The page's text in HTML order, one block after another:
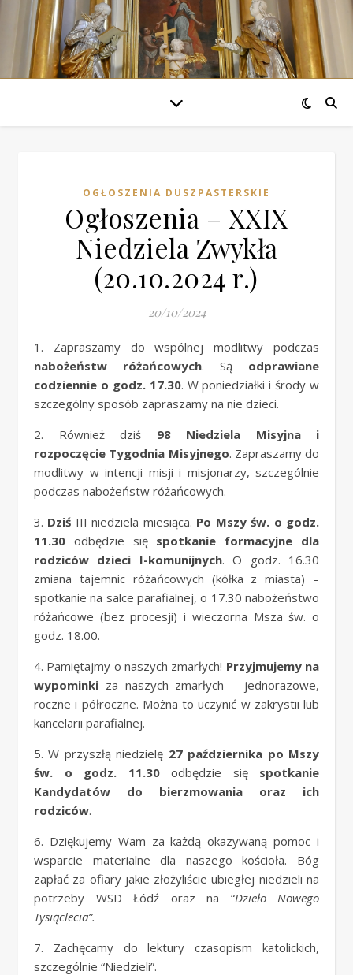
OGŁOSZENIA DUSZPASTERSKIE
Ogłoszenia – XXIX
Niedziela Zwykła
(20.10.2024 r.)
20/10/2024
1. Zapraszamy do wspólnej modlitwy podczas
nabożeństw różańcowych. Są odprawiane
codziennie o godz. 17.30. W poniedziałki i środy w
szczególny sposób zapraszamy na nie dzieci.
2. Również dziś 98
Niedziela Misyjna i
rozpoczęcie Tygodnia Misyjnego. Zapraszamy do
modlitwy w intencji misji i misjonarzy, szczególnie
podczas nabożeństw różańcowych.
3. Dziś III niedziela miesiąca. Po Mszy św. o godz.
11.30 odbędzie się spotkanie formacyjne dla
rodziców dzieci I-komunijnych. O godz. 16.30
zmiana tajemnic różańcowych (kółka z miasta) –
spotkanie na salce parafialnej, o 17.30 nabożeństwo
różańcowe (bez procesji) i wieczorna Msza św. o
godz. 18.00.
4. Pamiętajmy o naszych zmarłych! Przyjmujemy na
wypominki za naszych zmarłych – jednorazowe,
roczne i półroczne. Można to uczynić w zakrystii lub
kancelarii parafialnej.
5. W przyszłą niedzielę 27 października po Mszy
św. o godz. 11.30odbędzie się spotkanie
Kandydatów do bierzmowania oraz ich
rodziców.
6. Dziękujemy Wam za każdą okazywaną pomoc i
wsparcie materialne dla naszego kościoła. Bóg
zapłać za ofiary jakie złożyliście ubiegłej niedzieli na
potrzeby WSD Łódź oraz na “Dzieło Nowego
Tysiąclecia”.
7. Zachęcamy do lektury czasopism katolickich,
szczególnie “Niedzieli”.